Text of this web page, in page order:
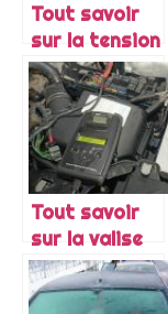
Tout savoir
sur la tension
de la batterie
d’une moto
Tout savoir
sur la valise
diagnostic
auto